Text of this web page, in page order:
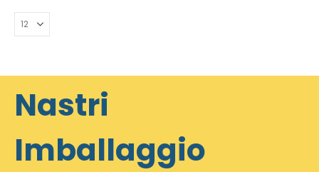
Nastri
Imballaggio